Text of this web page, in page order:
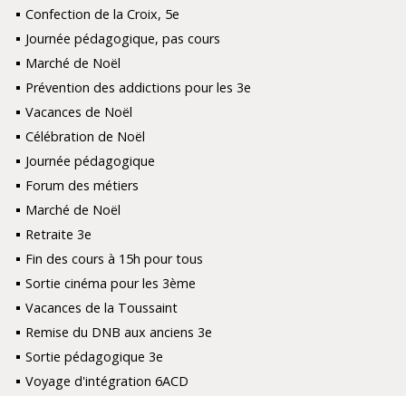
Confection de la Croix, 5e
Journée pédagogique, pas cours
Marché de Noël
Prévention des addictions pour les 3e
Vacances de Noël
Célébration de Noël
Journée pédagogique
Forum des métiers
Marché de Noël
Retraite 3e
Fin des cours à 15h pour tous
Sortie cinéma pour les 3ème
Vacances de la Toussaint
Remise du DNB aux anciens 3e
Sortie pédagogique 3e
Voyage d'intégration 6ACD